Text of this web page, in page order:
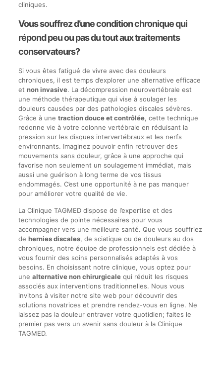
cliniques.
Vous souffrez d’une condition chronique qui
répond peu ou pas du tout aux traitements
conservateurs?
Si vous êtes fatigué de vivre avec des douleurs
chroniques, il est temps d’explorer une alternative efficace
et non invasive. La décompression neurovertébrale est
une méthode thérapeutique qui vise à soulager les
douleurs causées par des pathologies discales sévères.
Grâce à une traction douce et contrôlée, cette technique
redonne vie à votre colonne vertébrale en réduisant la
pression sur les disques intervertébraux et les nerfs
environnants. Imaginez pouvoir enfin retrouver des
mouvements sans douleur, grâce à une approche qui
favorise non seulement un soulagement immédiat, mais
aussi une guérison à long terme de vos tissus
endommagés. C’est une opportunité à ne pas manquer
pour améliorer votre qualité de vie.
La Clinique TAGMED dispose de l’expertise et des
technologies de pointe nécessaires pour vous
accompagner vers une meilleure santé. Que vous souffriez
de hernies discales, de sciatique ou de douleurs au dos
chroniques, notre équipe de professionnels est dédiée à
vous fournir des soins personnalisés adaptés à vos
besoins. En choisissant notre clinique, vous optez pour
une alternative non chirurgicalequi réduit les risques
associés aux interventions traditionnelles. Nous vous
invitons à visiter notre site web pour découvrir des
solutions novatrices et prendre rendez-vous en ligne. Ne
laissez pas la douleur entraver votre quotidien; faites le
premier pas vers un avenir sans douleur à la Clinique
TAGMED.